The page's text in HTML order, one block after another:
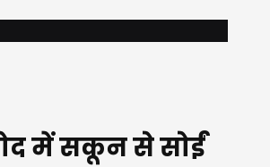
में सकून से सोईं